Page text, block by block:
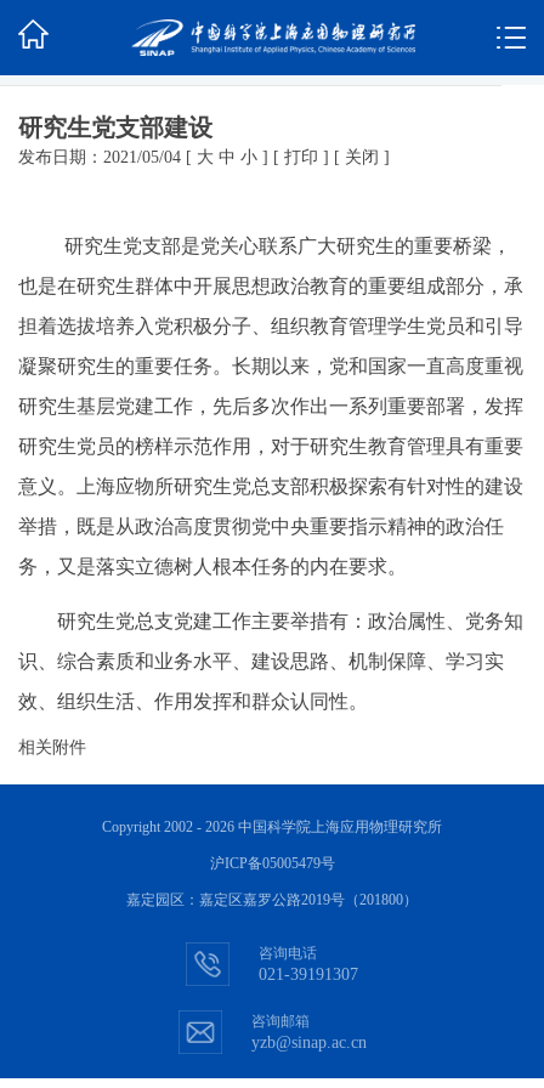
研究生党支部建设
发布日期：2021/05/04 [ 大 中 小 ] [ 打印 ] [ 关闭 ]
研究生党支部是党关心联系广大研究生的重要桥梁，
也是在研究生群体中开展思想政治教育的重要组成部分，承
担着选拔培养入党积极分子、组织教育管理学生党员和引导
凝聚研究生的重要任务。长期以来，党和国家一直高度重视
研究生基层党建工作，先后多次作出一系列重要部署，发挥
研究生党员的榜样示范作用，对于研究生教育管理具有重要
意义。上海应物所研究生党总支部积极探索有针对性的建设
举措，既是从政治高度贯彻党中央重要指示精神的政治任
务，又是落实立德树人根本任务的内在要求。
研究生党总支党建工作主要举措有：政治属性、党务知
识、综合素质和业务水平、建设思路、机制保障、学习实
效、组织生活、作用发挥和群众认同性。
相关附件
Copyright 2002 - 2026 中国科学院上海应用物理研究所
沪ICP备05005479号
嘉定园区：嘉定区嘉罗公路2019号（201800）
咨询电话
021-39191307
咨询邮箱
yzb@sinap.ac.cn